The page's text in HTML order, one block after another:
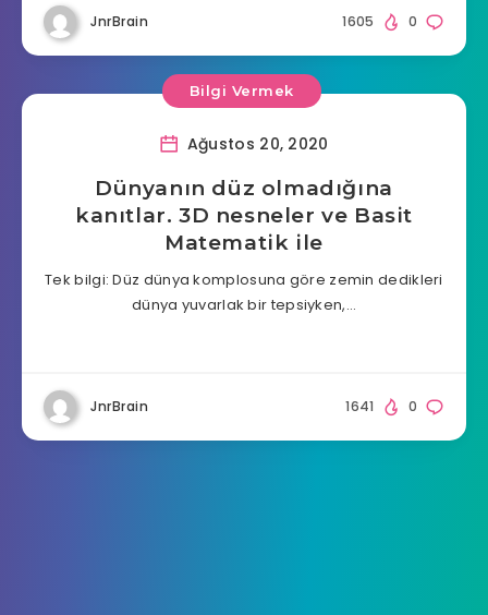
JnrBrain 0
1605
Bilgi Vermek
Ağustos 20, 2020
Dünyanın düz olmadığına
kanıtlar. 3D nesneler ve Basit
Matematik ile
Tek bilgi: Düz dünya komplosuna göre zemin dedikleri
dünya yuvarlak bir tepsiyken,…
JnrBrain 0
1641